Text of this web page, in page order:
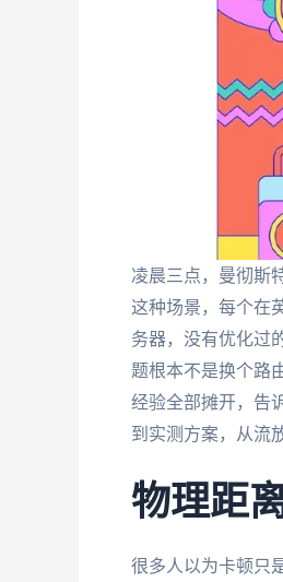
凌晨三点，曼彻斯
这种场景，每个在
务器，没有优化过
题根本不是换个路
经验全部摊开，告
到实测方案，从流
物理距
很多人以为卡顿只